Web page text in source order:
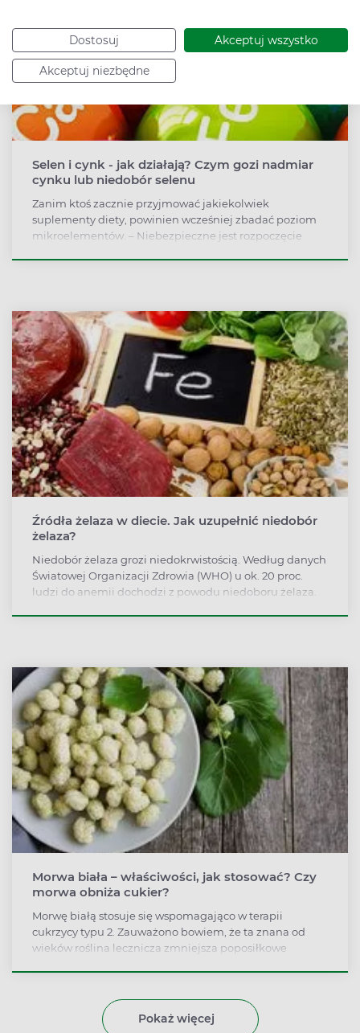
Dostosuj Akceptuj wszystko
Akceptuj niezbędne
Selen i cynk - jak działają? Czym gozi nadmiar
cynku lub niedobór selenu
Zanim ktoś zacznie przyjmować jakiekolwiek
suplementy diety, powinien wcześniej zbadać poziom
mikroelementów. – Niebezpieczne jest rozpoczęcie
Medycznego w Szczecinie.
Źródła żelaza w diecie. Jak uzupełnić niedobór
żelaza?
Niedobór żelaza grozi niedokrwistością. Według danych
Światowej Organizacji Zdrowia (WHO) u ok. 20 proc.
ludzi do anemii dochodzi z powodu niedoboru żelaza.
Morwa biała – właściwości, jak stosować? Czy
morwa obniża cukier?
Morwę białą stosuje się wspomagająco w terapii
cukrzycy typu 2. Zauważono bowiem, że ta znana od
wieków roślina lecznicza zmniejsza poposiłkowe
Pokaż więcej